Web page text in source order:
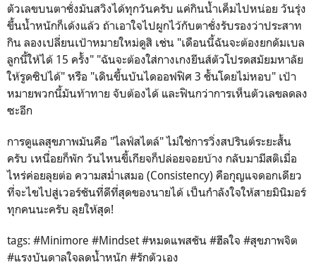
ตัวเลขบนตาชั่งมันสวิงได้ทุกวันครับ แค่กินน้ำเค็มไปหน่อย วันรุ่ง
ขึ้นน้ำหนักก็เด้งแล้ว ถ้าเอาใจไปผูกไว้กับตาชั่งรับรองว่าประสาท
กิน ลองเปลี่ยนเป้าหมายใหม่ดูสิ เช่น "เดือนนี้ฉันจะต้องยกดัมเบล
ลูกนี้ให้ได้ 15 ครั้ง" "ฉันจะต้องใส่กางเกงยีนส์ตัวโปรดสมัยมหาลัย
ให้รูดซิปได้" หรือ "เดินขึ้นบันไดออฟฟิศ 3 ชั้นโดยไม่หอบ" เป้า
หมายพวกนี้มันท้าทาย จับต้องได้ และฟินกว่าการเห็นตัวเลขลดลง
ซะอีก
การดูแลสุขภาพมันคือ "ไลฟ์สไตล์" ไม่ใช่การวิ่งสปรินต์ระยะสั้น
ครับ เหนื่อยก็พัก วันไหนขี้เกียจก็ปล่อยจอยบ้าง กลับมามีสติเมื่อ
ไหร่ค่อยลุยต่อ ความสม่ำเสมอ (Consistency) คือกุญแจดอกเดียว
ที่จะไขไปสู่เวอร์ชันที่ดีที่สุดของนายได้ เป็นกำลังใจให้สายมินิมอร์
ทุกคนนะครับ ลุยให้สุด!
tags: #Minimore #Mindset #หมดแพสชัน #ฮีลใจ #สุขภาพจิต
#แรงบันดาลใจลดน้ำหนัก #รักตัวเอง